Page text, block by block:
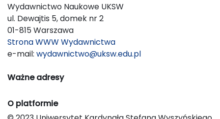
Wydawnictwo Naukowe UKSW
ul. Dewajtis 5, domek nr 2
01-815 Warszawa
Strona WWW Wydawnictwa
e-mail: wydawnictwo@uksw.edu.pl
Ważne adresy
O platformie